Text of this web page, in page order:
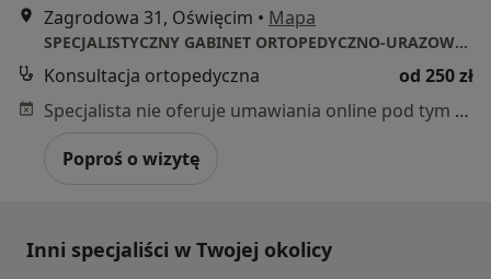
Zagrodowa 31, Oświęcim • Mapa
SPECJALISTYCZNY GABINET ORTOPEDYCZNO-URAZOWY BARTŁOMIEJ DOBOSZ
Konsultacja ortopedyczna
od 250 zł
Specjalista nie oferuje umawiania online pod tym adresem.
Poproś o wizytę
Inni specjaliści w Twojej okolicy